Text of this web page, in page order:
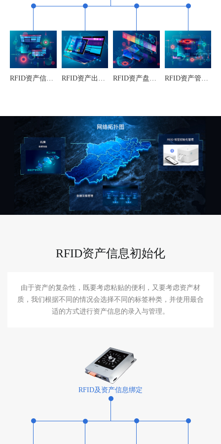
RFID资产信息初始化 RFID资产出入库管理 RFID资产盘点管理 RFID资产管理其它扩展功能操作
RFID资产信息初始化
由于资产的复杂性，既要考虑粘贴的便利，又要考虑资产材
质，我们根据不同的情况会选择不同的标签种类，并使用最合
适的方式进行资产信息的录入与管理。
RFID及资产信息绑定